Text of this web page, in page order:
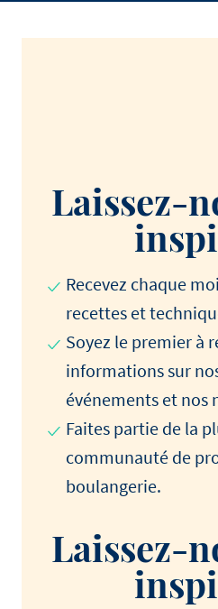
Laissez-
Recevez chaque
recettes et
Soyez le premier à
informations sur
événements et nos
Faites partie de la
communauté de
boulangerie.
Laissez-